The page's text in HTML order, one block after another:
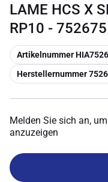
LAME HCS X
RP10 - 752675
Kopieren
Artikelnummer
Kopieren
Herstellernummer
Melden Sie sich an,
anzuzeigen